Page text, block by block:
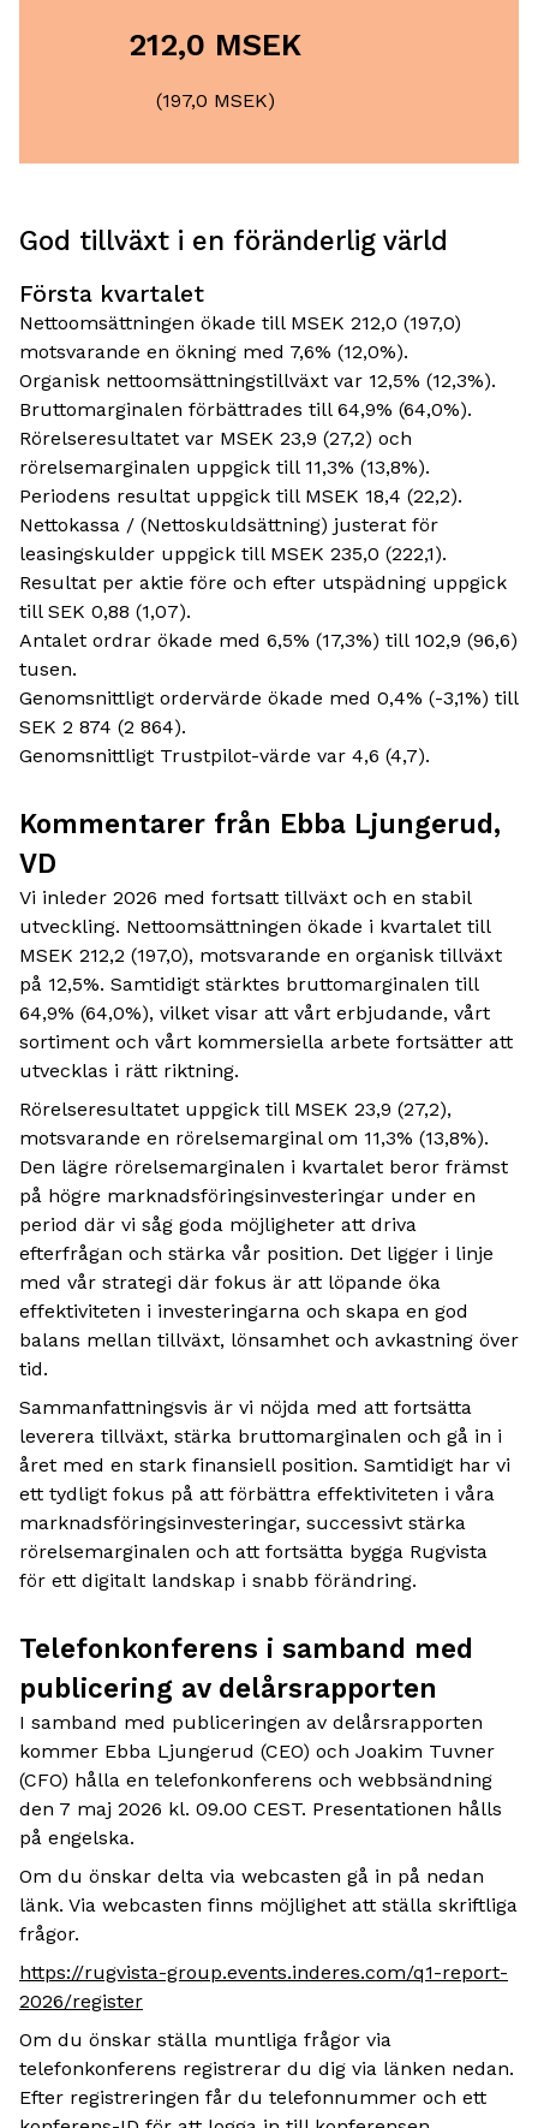
212,0 MSEK
(197,0 MSEK)
God tillväxt i en föränderlig värld
Första kvartalet
Nettoomsättningen ökade till MSEK 212,0 (197,0)
motsvarande en ökning med 7,6% (12,0%).
Organisk nettoomsättningstillväxt var 12,5% (12,3%).
Bruttomarginalen förbättrades till 64,9% (64,0%).
Rörelseresultatet var MSEK 23,9 (27,2) och
rörelsemarginalen uppgick till 11,3% (13,8%).
Periodens resultat uppgick till MSEK 18,4 (22,2).
Nettokassa / (Nettoskuldsättning) justerat för
leasingskulder uppgick till MSEK 235,0 (222,1).
Resultat per aktie före och efter utspädning uppgick
till SEK 0,88 (1,07).
Antalet ordrar ökade med 6,5% (17,3%) till 102,9 (96,6)
tusen.
Genomsnittligt ordervärde ökade med 0,4% (-3,1%) till
SEK 2 874 (2 864).
Genomsnittligt Trustpilot-värde var 4,6 (4,7).
Kommentarer från Ebba Ljungerud,
VD
Vi inleder 2026 med fortsatt tillväxt och en stabil
utveckling. Nettoomsättningen ökade i kvartalet till
MSEK 212,2 (197,0), motsvarande en organisk tillväxt
på 12,5%. Samtidigt stärktes bruttomarginalen till
64,9% (64,0%), vilket visar att vårt erbjudande, vårt
sortiment och vårt kommersiella arbete fortsätter att
utvecklas i rätt riktning.
Rörelseresultatet uppgick till MSEK 23,9 (27,2),
motsvarande en rörelsemarginal om 11,3% (13,8%).
Den lägre rörelsemarginalen i kvartalet beror främst
på högre marknadsföringsinvesteringar under en
period där vi såg goda möjligheter att driva
efterfrågan och stärka vår position. Det ligger i linje
med vår strategi där fokus är att löpande öka
effektiviteten i investeringarna och skapa en god
balans mellan tillväxt, lönsamhet och avkastning över
tid.
Sammanfattningsvis är vi nöjda med att fortsätta
leverera tillväxt, stärka bruttomarginalen och gå in i
året med en stark finansiell position. Samtidigt har vi
ett tydligt fokus på att förbättra effektiviteten i våra
marknadsföringsinvesteringar, successivt stärka
rörelsemarginalen och att fortsätta bygga Rugvista
för ett digitalt landskap i snabb förändring.
Telefonkonferens i samband med
publicering av delårsrapporten
I samband med publiceringen av delårsrapporten
kommer Ebba Ljungerud (CEO) och Joakim Tuvner
(CFO) hålla en telefonkonferens och webbsändning
den 7 maj 2026 kl. 09.00 CEST. Presentationen hålls
på engelska.
Om du önskar delta via webcasten gå in på nedan
länk. Via webcasten finns möjlighet att ställa skriftliga
frågor.
https://rugvista-group.events.inderes.com/q1-report-
2026/register
Om du önskar ställa muntliga frågor via
telefonkonferens registrerar du dig via länken nedan.
Efter registreringen får du telefonnummer och ett